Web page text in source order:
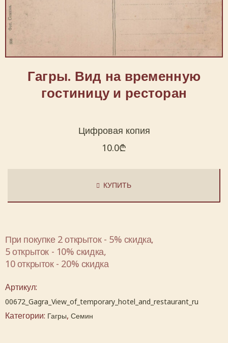
Гагры. Вид на временную
гостиницу и ресторан
Цифровая копия
10.0₾
КУПИТЬ
При покупке 2 открыток - 5% скидка,
5 открыток - 10% скидка,
10 открыток - 20% скидка
Артикул:
00672_Gagra_View_of_temporary_hotel_and_restaurant_ru
Категории: Гагры, Семин